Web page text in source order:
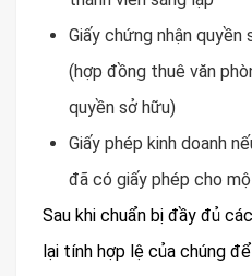
Giấy chứng nhận
(hợp đồng thuê văn
quyền sở hữu)
Giấy phép kinh doanh
đã có giấy phép cho
Sau khi chuẩn bị đầy đủ
lại tính hợp lệ của chúng